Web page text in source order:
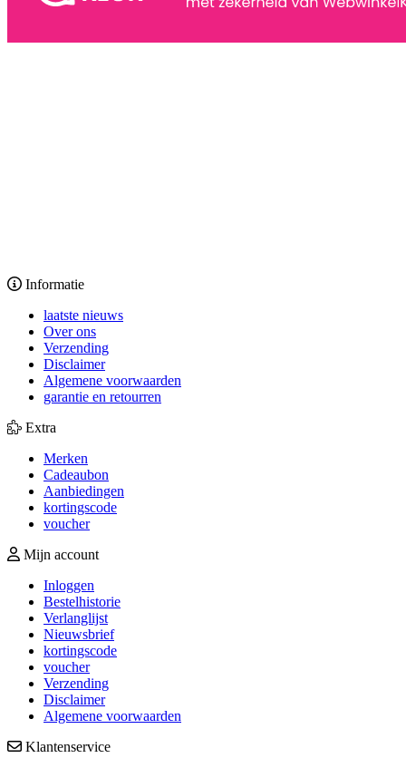
Informatie
laatste nieuws
Over ons
Verzending
Disclaimer
Algemene voorwaarden
garantie en retourren
Extra
Merken
Cadeaubon
Aanbiedingen
kortingscode
voucher
Mijn account
Inloggen
Bestelhistorie
Verlanglijst
Nieuwsbrief
kortingscode
voucher
Verzending
Disclaimer
Algemene voorwaarden
Klantenservice